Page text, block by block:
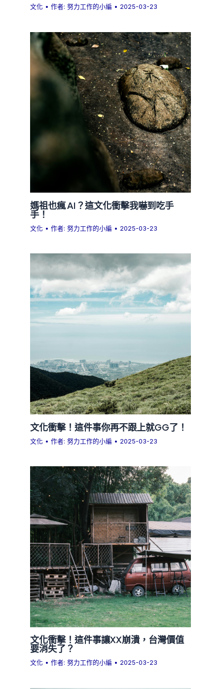
文化 • 作者:努力工作的小編 • 2025-03-23
媽祖也瘋 AI？這文化衝擊我嚇到吃手
手！
文化 • 作者:努力工作的小編 • 2025-03-23
文化衝擊！這件事你再不跟上就GG了！
文化 • 作者:努力工作的小編 • 2025-03-23
文化衝擊！這件事讓XX崩潰，台灣價值
要消失了？
文化 • 作者:努力工作的小編 • 2025-03-23